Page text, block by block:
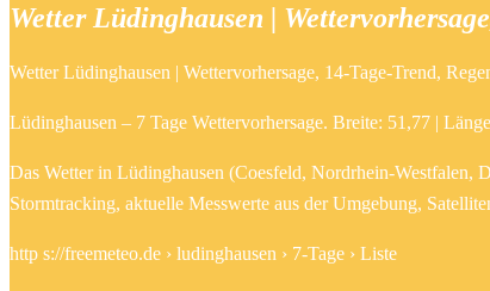
Wetter Lüdinghausen |
Wetter Lüdinghausen | Wettervorhersage, 14-Tage-Trend,
Lüdinghausen – 7 Tage Wettervorhersage. Breite: 51,77 |
Das Wetter in Lüdinghausen (Coesfeld, Nordrhein-Westfalen,
Stormtracking, aktuelle Messwerte aus der Umgebung,
http s://freemeteo.de › ludinghausen › 7-Tage › Liste